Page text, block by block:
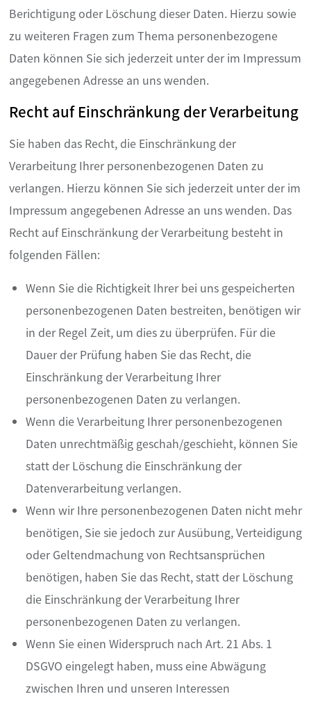
Berichtigung oder Löschung dieser Daten. Hierzu sowie
zu weiteren Fragen zum Thema personenbezogene
Daten können Sie sich jederzeit unter der im Impressum
angegebenen Adresse an uns wenden.
Recht auf Einschränkung der Verarbeitung
Sie haben das Recht, die Einschränkung der
Verarbeitung Ihrer personenbezogenen Daten zu
verlangen. Hierzu können Sie sich jederzeit unter der im
Impressum angegebenen Adresse an uns wenden. Das
Recht auf Einschränkung der Verarbeitung besteht in
folgenden Fällen:
Wenn Sie die Richtigkeit Ihrer bei uns gespeicherten
personenbezogenen Daten bestreiten, benötigen wir
in der Regel Zeit, um dies zu überprüfen. Für die
Dauer der Prüfung haben Sie das Recht, die
Einschränkung der Verarbeitung Ihrer
personenbezogenen Daten zu verlangen.
Wenn die Verarbeitung Ihrer personenbezogenen
Daten unrechtmäßig geschah/geschieht, können Sie
statt der Löschung die Einschränkung der
Datenverarbeitung verlangen.
Wenn wir Ihre personenbezogenen Daten nicht mehr
benötigen, Sie sie jedoch zur Ausübung, Verteidigung
oder Geltendmachung von Rechtsansprüchen
benötigen, haben Sie das Recht, statt der Löschung
die Einschränkung der Verarbeitung Ihrer
personenbezogenen Daten zu verlangen.
Wenn Sie einen Widerspruch nach Art. 21 Abs. 1
DSGVO eingelegt haben, muss eine Abwägung
zwischen Ihren und unseren Interessen